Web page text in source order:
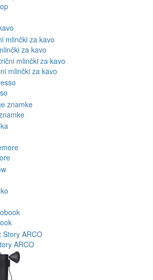
za kavo
mlinčki za kavo
ARCO